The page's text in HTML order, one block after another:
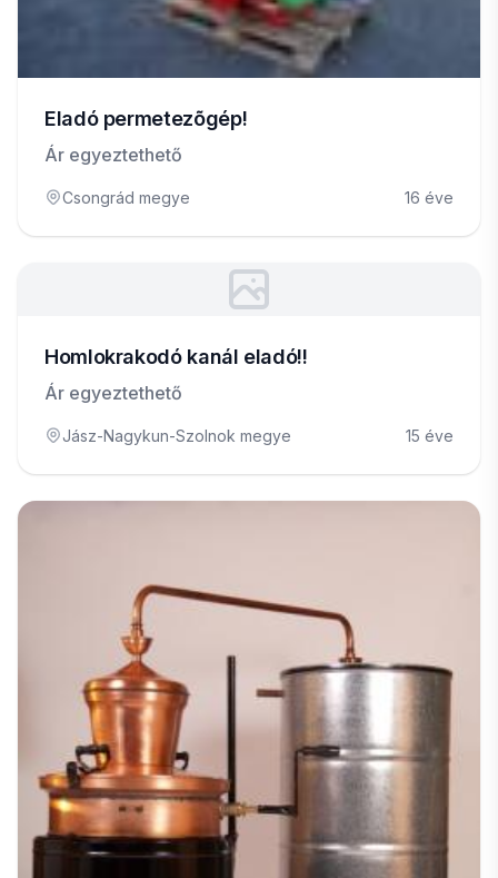
Eladó permetezõgép!
Ár egyeztethető
Csongrád megye 16 éve
Homlokrakodó kanál eladó!!
Ár egyeztethető
Jász-Nagykun-Szolnok megye 15 éve